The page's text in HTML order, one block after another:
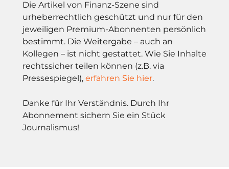
Die Artikel von Finanz-Szene sind
urheberrechtlich geschützt und nur für den
jeweiligen Premium-Abonnenten persönlich
bestimmt. Die Weitergabe – auch an
Kollegen – ist nicht gestattet. Wie Sie Inhalte
rechtssicher teilen können (z.B. via
Pressespiegel), erfahren Sie hier.
Danke für Ihr Verständnis. Durch Ihr
Abonnement sichern Sie ein Stück
Journalismus!